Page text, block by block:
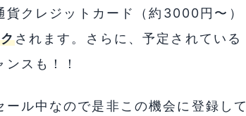
クレジットカード（約3000円〜）
されます。さらに、予定されている
スも！！
ル中なので是非この機会に登録して